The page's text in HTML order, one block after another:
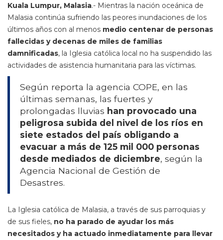
Kuala Lumpur, Malasia.- Mientras la nación oceánica de
Malasia continúa sufriendo las peores inundaciones de los
últimos años con al menos medio centenar de personas
fallecidas y decenas de miles de familias
damnificadas, la Iglesia católica local no ha suspendido las
actividades de asistencia humanitaria para las víctimas.
Según reporta la agencia COPE, en las
últimas semanas, las fuertes y
prolongadas lluvias han provocado una
peligrosa subida del nivel de los ríos en
siete estados del país obligando a
evacuar a más de 125 mil 000 personas
desde mediados de diciembre, según la
Agencia Nacional de Gestión de
Desastres.
La Iglesia católica de Malasia, a través de sus parroquias y
de sus fieles, no ha parado de ayudar los más
necesitados y ha actuado inmediatamente para llevar